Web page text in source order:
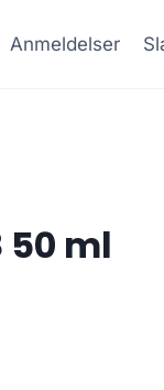
Anmeldelser
50 ml